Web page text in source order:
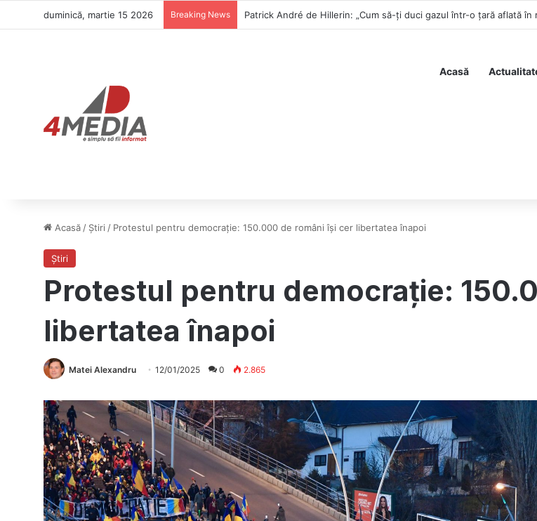
duminică, martie 15 2026 Breaking News Patrick André de Hillerin: „Cum să-ți duci gazul într-o țară aflată în
Acasă
Acasă / Știri / Protestul pentru democrație: 150.000 de români își cer libertatea înapoi
Știri
Protestul pentru democrație:
libertatea înapoi
Matei Alexandru 12/01/2025 0 2.865